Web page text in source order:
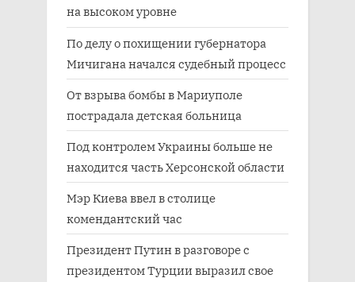
на высоком уровне
По делу о похищении губернатора
Мичигана начался судебный процесс
От взрыва бомбы в Мариуполе
пострадала детская больница
Под контролем Украины больше не
находится часть Херсонской области
Мэр Киева ввел в столице
комендантский час
Президент Путин в разговоре с
президентом Турции выразил свое